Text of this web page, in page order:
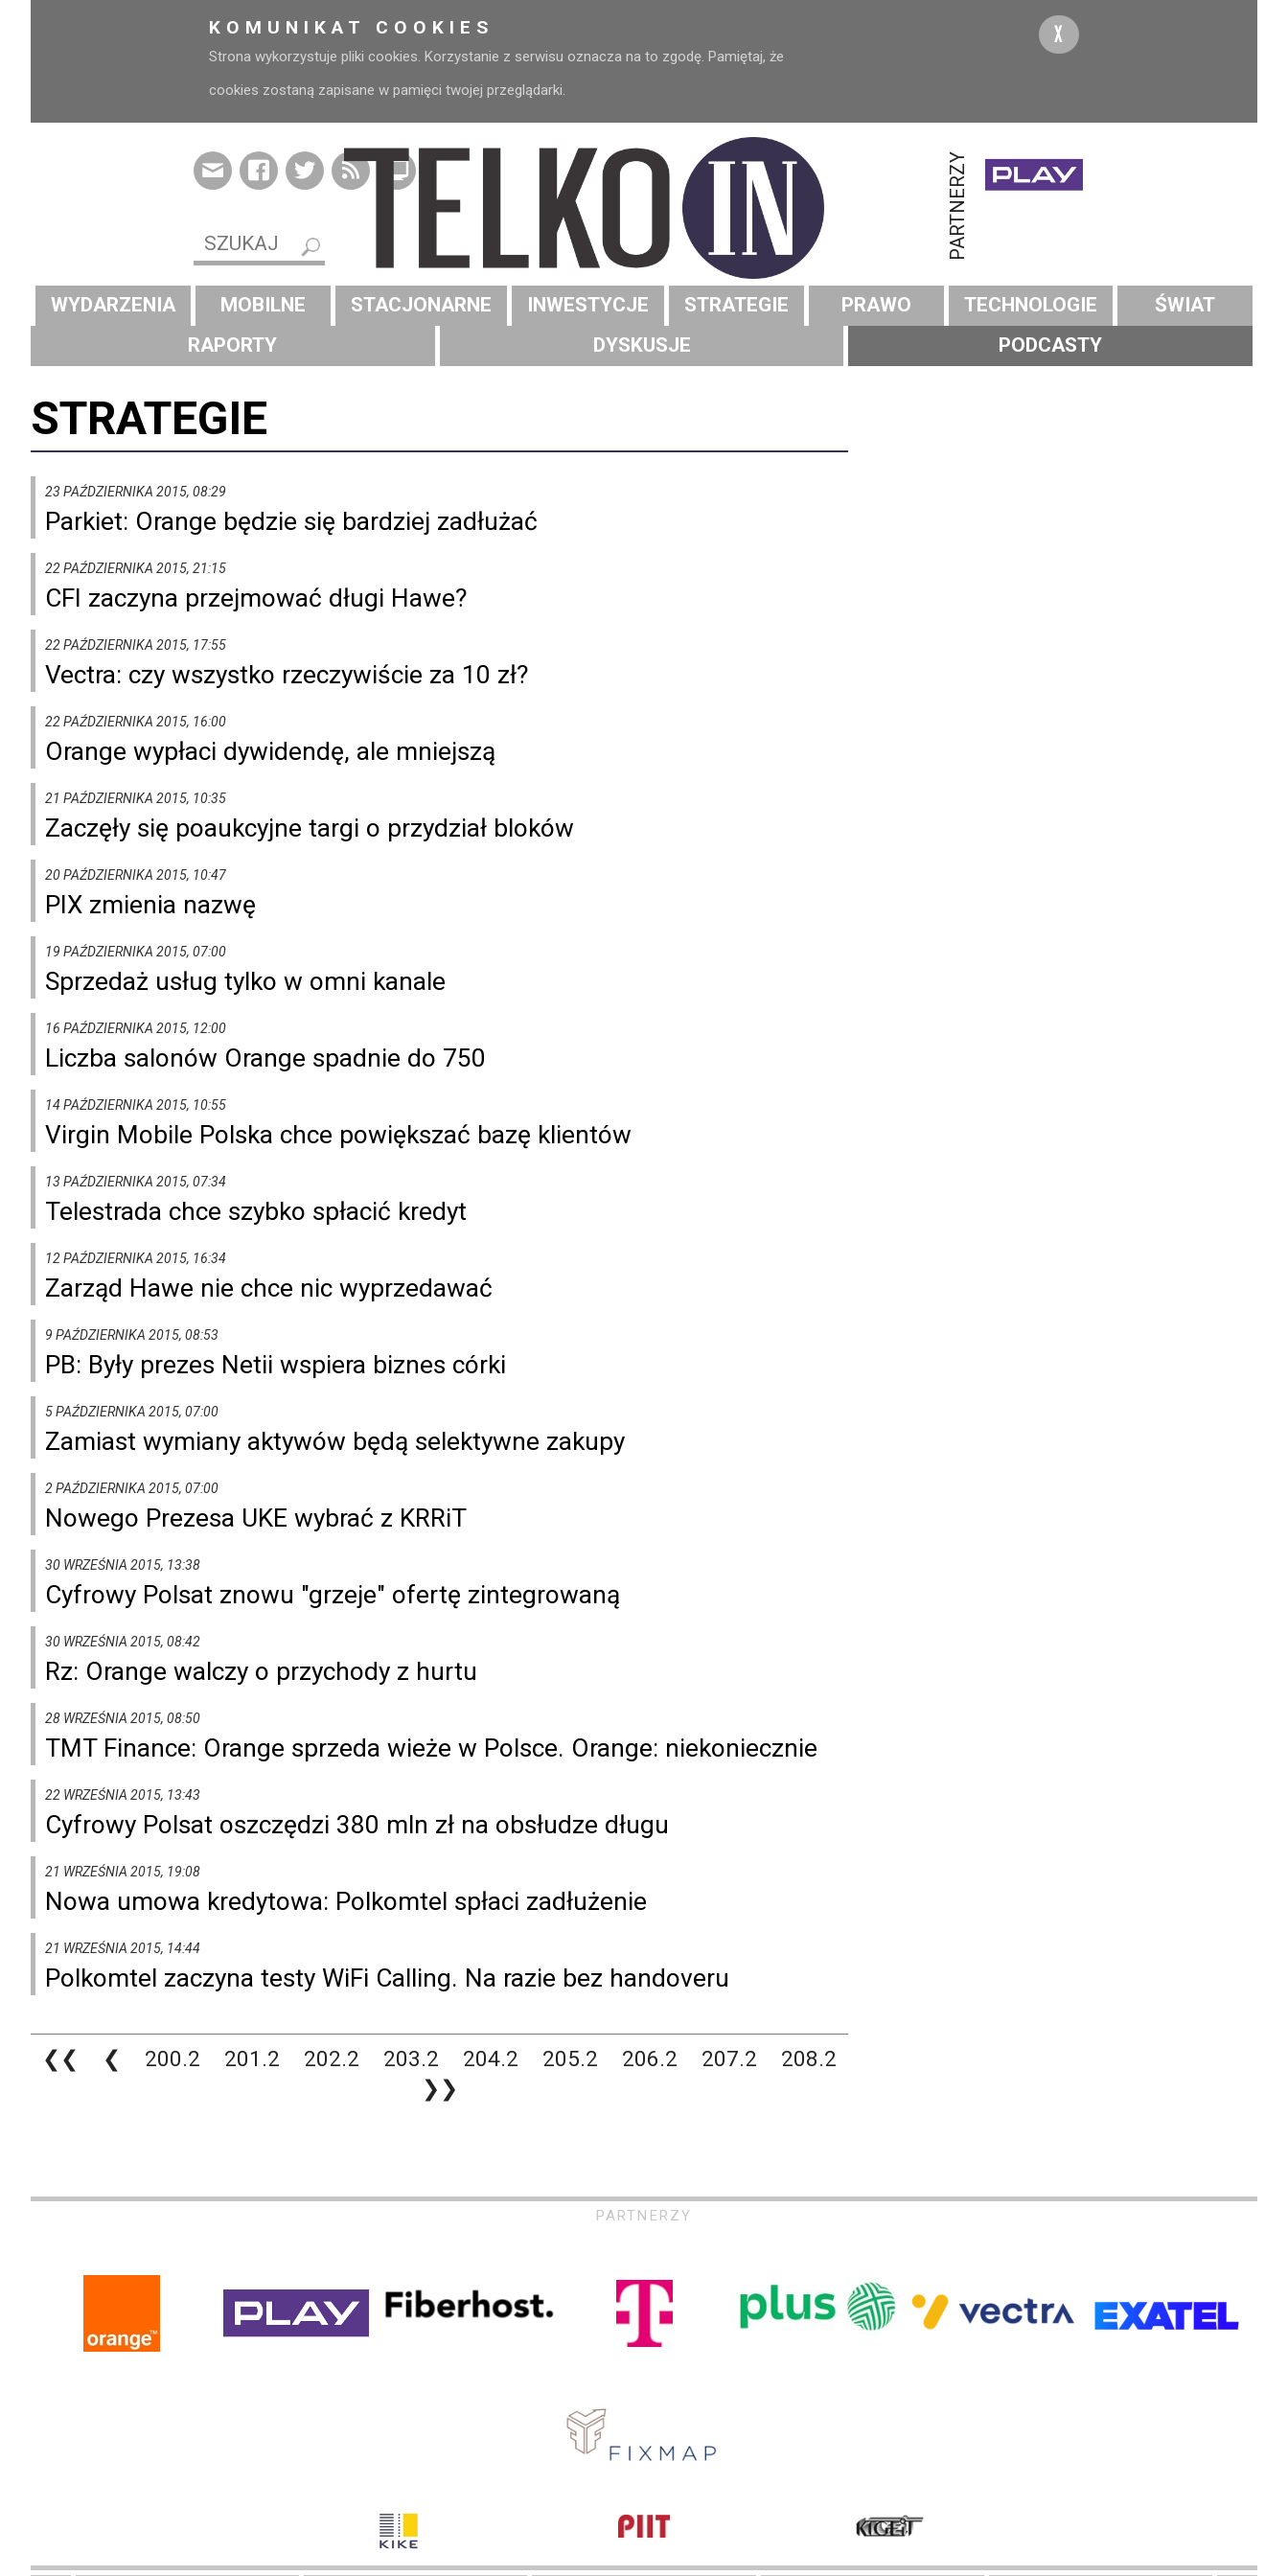
KOMUNIKAT COOKIES
Strona wykorzystuje pliki cookies. Korzystanie z serwisu oznacza na to zgodę. Pamiętaj, że
cookies zostaną zapisane w pamięci twojej przeglądarki.
X
PARTNERZY
WYDARZENIA MOBILNE STACJONARNE INWESTYCJE STRATEGIE PRAWO TECHNOLOGIE
ŚWIAT
RAPORTY
DYSKUSJE PODCASTY
STRATEGIE
23 PAŹDZIERNIKA 2015, 08:29
Parkiet: Orange będzie się bardziej zadłużać
22 PAŹDZIERNIKA 2015, 21:15
CFI zaczyna przejmować długi Hawe?
22 PAŹDZIERNIKA 2015, 17:55
Vectra: czy wszystko rzeczywiście za 10 zł?
22 PAŹDZIERNIKA 2015, 16:00
Orange wypłaci dywidendę, ale mniejszą
21 PAŹDZIERNIKA 2015, 10:35
Zaczęły się poaukcyjne targi o przydział bloków
20 PAŹDZIERNIKA 2015, 10:47
PIX zmienia nazwę
19 PAŹDZIERNIKA 2015, 07:00
Sprzedaż usług tylko w omni kanale
16 PAŹDZIERNIKA 2015, 12:00
Liczba salonów Orange spadnie do 750
14 PAŹDZIERNIKA 2015, 10:55
Virgin Mobile Polska chce powiększać bazę klientów
13 PAŹDZIERNIKA 2015, 07:34
Telestrada chce szybko spłacić kredyt
12 PAŹDZIERNIKA 2015, 16:34
Zarząd Hawe nie chce nic wyprzedawać
9 PAŹDZIERNIKA 2015, 08:53
PB: Były prezes Netii wspiera biznes córki
5 PAŹDZIERNIKA 2015, 07:00
Zamiast wymiany aktywów będą selektywne zakupy
2 PAŹDZIERNIKA 2015, 07:00
Nowego Prezesa UKE wybrać z KRRiT
30 WRZEŚNIA 2015, 13:38
Cyfrowy Polsat znowu "grzeje" ofertę zintegrowaną
30 WRZEŚNIA 2015, 08:42
Rz: Orange walczy o przychody z hurtu
28 WRZEŚNIA 2015, 08:50
TMT Finance: Orange sprzeda wieże w Polsce. Orange: niekoniecznie
22 WRZEŚNIA 2015, 13:43
Cyfrowy Polsat oszczędzi 380 mln zł na obsłudze długu
21 WRZEŚNIA 2015, 19:08
Nowa umowa kredytowa: Polkomtel spłaci zadłużenie
21 WRZEŚNIA 2015, 14:44
Polkomtel zaczyna testy WiFi Calling. Na razie bez handoveru
❮❮ ❮ 200.2 201.2 202.2 203.2 204.2 205.2 206.2 207.2
208.2
❯❯
PARTNERZY